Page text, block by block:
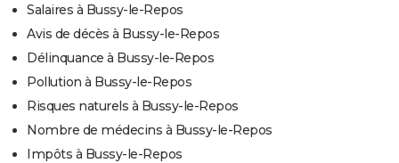
Salaires à Bussy-le-Repos
Avis de décès à Bussy-le-Repos
Délinquance à Bussy-le-Repos
Pollution à Bussy-le-Repos
Risques naturels à Bussy-le-Repos
Nombre de médecins à Bussy-le-Repos
Impôts à Bussy-le-Repos